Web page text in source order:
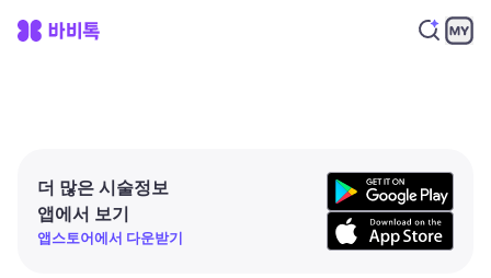
더 많은 시술정보
앱에서 보기
앱스토어에서 다운받기